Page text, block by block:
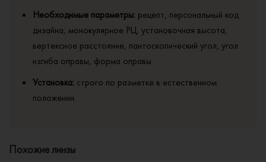
Необходимые параметры: рецепт, персональный код
дизайна, монокулярное РЦ, установочная высота,
вертексное расстояние, пантоскопический угол, угол
изгиба оправы, форма оправы.
Установка: строго по разметке в естественном
положении.
Похожие линзы